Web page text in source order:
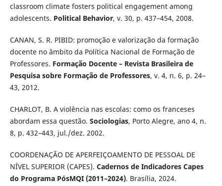
classroom climate fosters political engagement among
adolescents. Political Behavior, v. 30, p. 437–454, 2008.
CANAN, S. R. PIBID: promoção e valorização da formação
docente no âmbito da Política Nacional de Formação de
Professores. Formação Docente – Revista Brasileira de
Pesquisa sobre Formação de Professores, v. 4, n. 6, p. 24–
43, 2012.
CHARLOT, B. A violência nas escolas: como os franceses
abordam essa questão. Sociologias, Porto Alegre, ano 4, n.
8, p. 432–443, jul./dez. 2002.
COORDENAÇÃO DE APERFEIÇOAMENTO DE PESSOAL DE
NÍVEL SUPERIOR (CAPES). Cadernos de Indicadores Capes
do Programa PósMQI (2011–2024). Brasília, 2024.